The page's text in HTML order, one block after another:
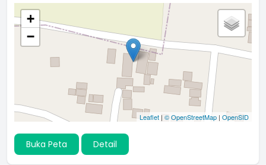
+
−
Leaflet | © OpenStreetMap | OpenSID
Buka Peta Detail